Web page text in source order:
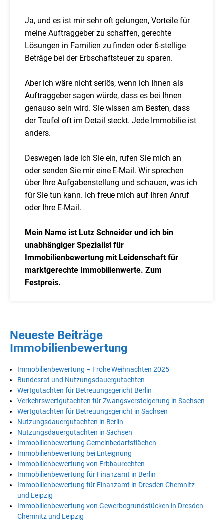
Ja, und es ist mir sehr oft gelungen, Vorteile für
meine Auftraggeber zu schaffen, gerechte
Lösungen in Familien zu finden oder 6-stellige
Beträge bei der Erbschaftsteuer zu sparen.
Aber ich wäre nicht seriös, wenn ich Ihnen als
Auftraggeber sagen würde, dass es bei Ihnen
genauso sein wird. Sie wissen am Besten, dass
der Teufel oft im Detail steckt. Jede Immobilie ist
anders.
Deswegen lade ich Sie ein, rufen Sie mich an
oder senden Sie mir eine E-Mail. Wir sprechen
über Ihre Aufgabenstellung und schauen, was ich
für Sie tun kann. Ich freue mich auf Ihren Anruf
oder Ihre E-Mail.
Mein Name ist Lutz Schneider und ich bin
unabhängiger Spezialist für
Immobilienbewertung mit Leidenschaft für
marktgerechte Immobilienwerte. Zum
Festpreis.
Neueste Beiträge
Immobilienbewertung
Immobilienbewertung – Frohe Weihnachten 2025
Bundesrat und Nutzungsdauergutachten
Wertgutachten für Betreuungsgericht Berlin
Verkehrswertgutachten für Zwangsversteigerung in Sachsen
Wertgutachten für Betreuungsgericht in Sachsen
Nutzungsdauergutachten in Berlin
Nutzungsdauergutachten in Sachsen
Immobilienbewertung Gemeinbedarfsflächen
Immobilienbewertung bei Enteignung
Immobilienbewertung von Erbbaurechten
Immobilienbewertung für Finanzamt in Berlin
Immobilienbewertung für Finanzamt in Dresden Chemnitz
und Leipzig
Immobilienbewertung von Gewerbegrundstücken in Dresden
Chemnitz und Leipzig